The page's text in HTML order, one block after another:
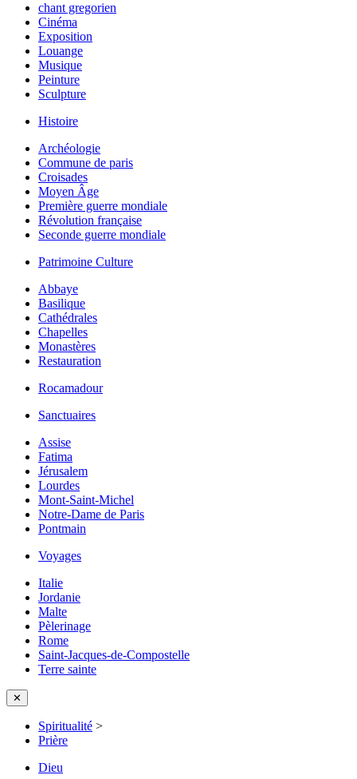
chant gregorien
Cinéma
Exposition
Louange
Musique
Peinture
Sculpture
Histoire
Archéologie
Commune de paris
Croisades
Moyen Âge
Première guerre mondiale
Révolution française
Seconde guerre mondiale
Patrimoine Culture
Abbaye
Basilique
Cathédrales
Chapelles
Monastères
Restauration
Rocamadour
Sanctuaires
Assise
Fatima
Jérusalem
Lourdes
Mont-Saint-Michel
Notre-Dame de Paris
Pontmain
Voyages
Italie
Jordanie
Malte
Pèlerinage
Rome
Saint-Jacques-de-Compostelle
Terre sainte
✕
Spiritualité >
Prière
Dieu